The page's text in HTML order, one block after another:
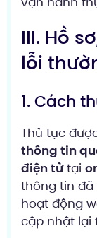
III. Hồ
lỗi
1. Cách
Thủ tục
thông tin
điện tửtại
thông tin
hoạt động
cập nhật lại